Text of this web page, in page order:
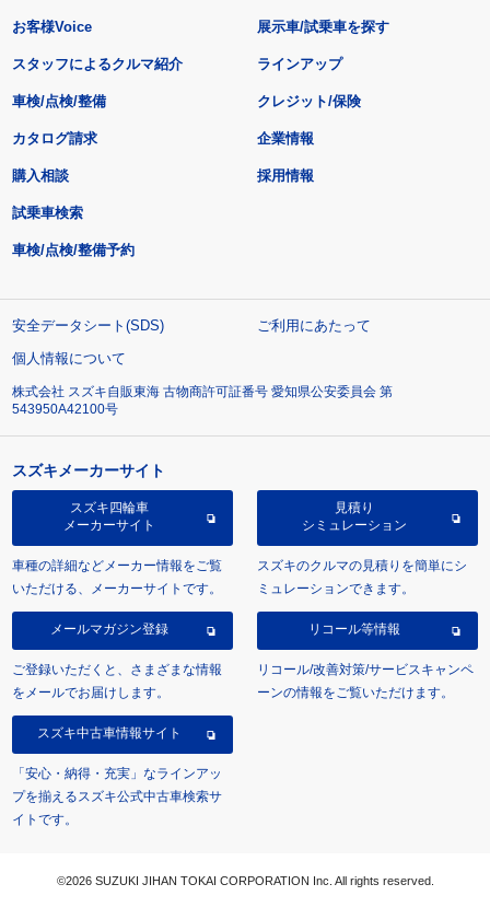
お客様Voice
スタッフによるクルマ紹介
展示車/試乗車を探す
ラインアップ
車検/点検/整備 クレジット/保険
カタログ請求
購入相談
試乗車検索
車検/点検/整備予約
企業情報
採用情報
安全データシート(SDS)
ご利用にあたって
個人情報について
株式会社 スズキ自販東海 古物商許可証番号 愛知県公安委員会 第
543950A42100号
スズキメーカーサイト
スズキ四輪車
メーカーサイト
車種の詳細などメーカー情報をご覧
いただける、メーカーサイトです。
見積り
シミュレーション
スズキのクルマの見積りを簡単にシ
ミュレーションできます。
メールマガジン登録
ご登録いただくと、さまざまな情報
をメールでお届けします。
リコール等情報
リコール/改善対策/サービスキャンペ
ーンの情報をご覧いただけます。
スズキ中古車情報サイト
「安心・納得・充実」なラインアッ
プを揃えるスズキ公式中古車検索サ
イトです。
©2026 SUZUKI JIHAN TOKAI CORPORATION Inc. All rights reserved.